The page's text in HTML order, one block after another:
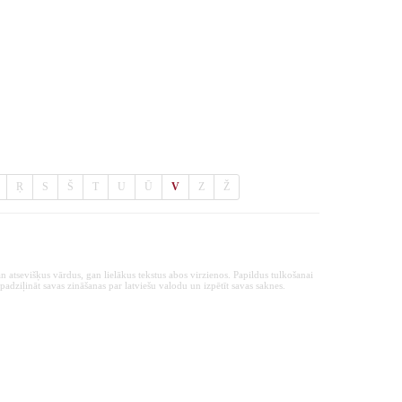
Ŗ S Š T U Ū V Z Ž
vārdus, gan lielākus tekstus abos virzienos. Papildus tulkošanai
savas zināšanas par latviešu valodu un izpētīt savas saknes.